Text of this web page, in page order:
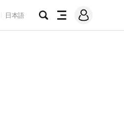
日本語
검
전
메
그